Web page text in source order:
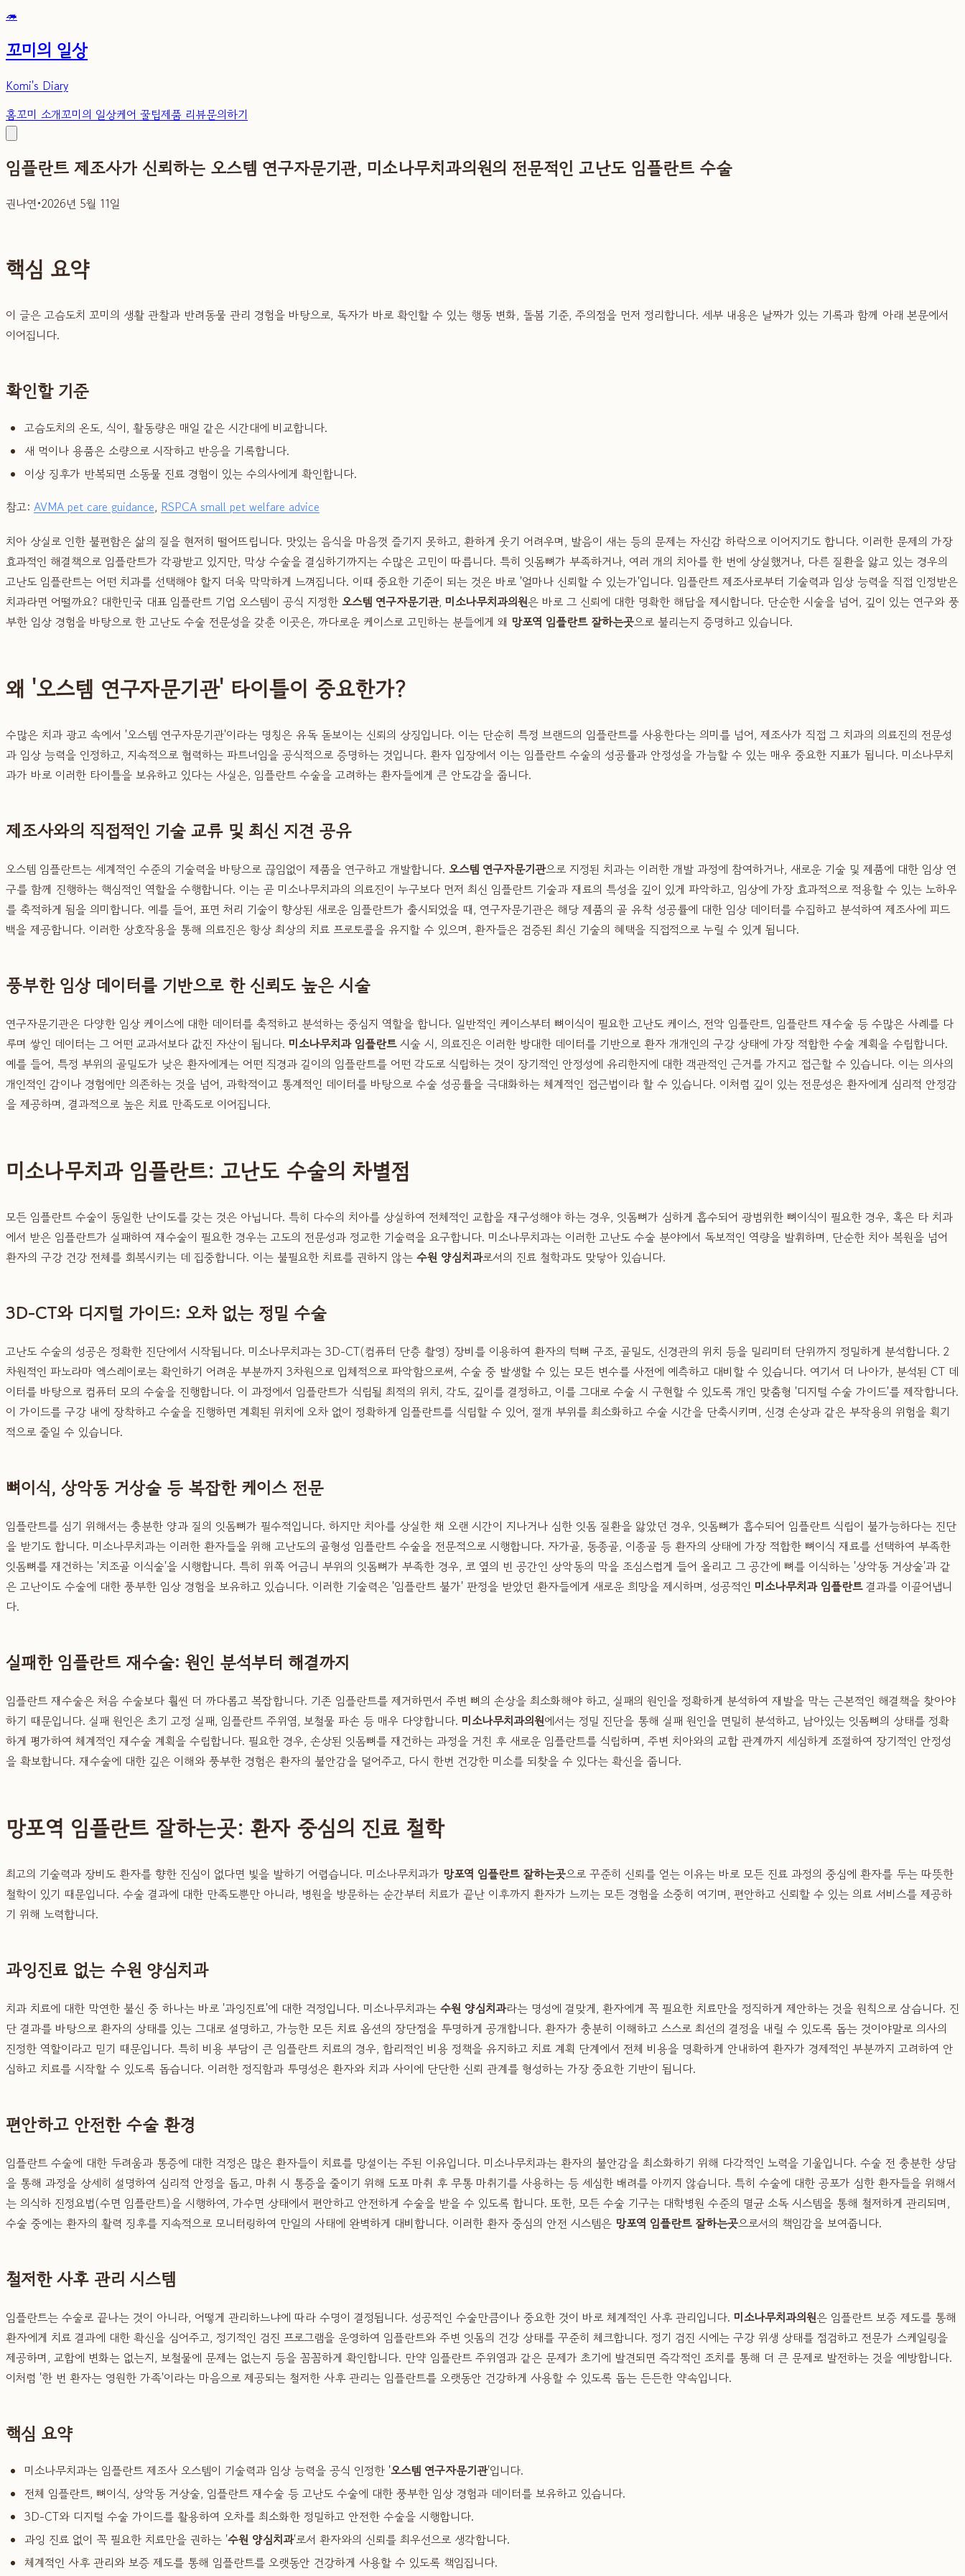
🦔
꼬미의 일상
Komi's Diary
홈꼬미 소개꼬미의 일상케어 꿀팁제품 리뷰문의하기
임플란트 제조사가 신뢰하는 오스템 연구자문기관, 미소나무치과의원의 전문적인 고난도 임플란트 수술
권나연•2026년 5월 11일
핵심 요약
이 글은 고슴도치 꼬미의 생활 관찰과 반려동물 관리 경험을 바탕으로, 독자가 바로 확인할 수 있는 행동 변화, 돌봄 기준, 주의점을 먼저 정리합니다. 세부 내용은 날짜가 있는 기록과 함께 아래 본문에서
이어집니다.
확인할 기준
고슴도치의 온도, 식이, 활동량은 매일 같은 시간대에 비교합니다.
새 먹이나 용품은 소량으로 시작하고 반응을 기록합니다.
이상 징후가 반복되면 소동물 진료 경험이 있는 수의사에게 확인합니다.
참고: AVMA pet care guidance, RSPCA small pet welfare advice
치아 상실로 인한 불편함은 삶의 질을 현저히 떨어뜨립니다. 맛있는 음식을 마음껏 즐기지 못하고, 환하게 웃기 어려우며, 발음이 새는 등의 문제는 자신감 하락으로 이어지기도 합니다. 이러한 문제의 가장
효과적인 해결책으로 임플란트가 각광받고 있지만, 막상 수술을 결심하기까지는 수많은 고민이 따릅니다. 특히 잇몸뼈가 부족하거나, 여러 개의 치아를 한 번에 상실했거나, 다른 질환을 앓고 있는 경우의
고난도 임플란트는 어떤 치과를 선택해야 할지 더욱 막막하게 느껴집니다. 이때 중요한 기준이 되는 것은 바로 '얼마나 신뢰할 수 있는가'입니다. 임플란트 제조사로부터 기술력과 임상 능력을 직접 인정받은
치과라면 어떨까요? 대한민국 대표 임플란트 기업 오스템이 공식 지정한 오스템 연구자문기관, 미소나무치과의원은 바로 그 신뢰에 대한 명확한 해답을 제시합니다. 단순한 시술을 넘어, 깊이 있는 연구와 풍
부한 임상 경험을 바탕으로 한 고난도 수술 전문성을 갖춘 이곳은, 까다로운 케이스로 고민하는 분들에게 왜 망포역 임플란트 잘하는곳으로 불리는지 증명하고 있습니다.
왜 '오스템 연구자문기관' 타이틀이 중요한가?
수많은 치과 광고 속에서 '오스템 연구자문기관'이라는 명칭은 유독 돋보이는 신뢰의 상징입니다. 이는 단순히 특정 브랜드의 임플란트를 사용한다는 의미를 넘어, 제조사가 직접 그 치과의 의료진의 전문성
과 임상 능력을 인정하고, 지속적으로 협력하는 파트너임을 공식적으로 증명하는 것입니다. 환자 입장에서 이는 임플란트 수술의 성공률과 안정성을 가늠할 수 있는 매우 중요한 지표가 됩니다. 미소나무치
과가 바로 이러한 타이틀을 보유하고 있다는 사실은, 임플란트 수술을 고려하는 환자들에게 큰 안도감을 줍니다.
제조사와의 직접적인 기술 교류 및 최신 지견 공유
오스템 임플란트는 세계적인 수준의 기술력을 바탕으로 끊임없이 제품을 연구하고 개발합니다. 오스템 연구자문기관으로 지정된 치과는 이러한 개발 과정에 참여하거나, 새로운 기술 및 제품에 대한 임상 연
구를 함께 진행하는 핵심적인 역할을 수행합니다. 이는 곧 미소나무치과의 의료진이 누구보다 먼저 최신 임플란트 기술과 재료의 특성을 깊이 있게 파악하고, 임상에 가장 효과적으로 적용할 수 있는 노하우
를 축적하게 됨을 의미합니다. 예를 들어, 표면 처리 기술이 향상된 새로운 임플란트가 출시되었을 때, 연구자문기관은 해당 제품의 골 유착 성공률에 대한 임상 데이터를 수집하고 분석하여 제조사에 피드
백을 제공합니다. 이러한 상호작용을 통해 의료진은 항상 최상의 치료 프로토콜을 유지할 수 있으며, 환자들은 검증된 최신 기술의 혜택을 직접적으로 누릴 수 있게 됩니다.
풍부한 임상 데이터를 기반으로 한 신뢰도 높은 시술
연구자문기관은 다양한 임상 케이스에 대한 데이터를 축적하고 분석하는 중심지 역할을 합니다. 일반적인 케이스부터 뼈이식이 필요한 고난도 케이스, 전악 임플란트, 임플란트 재수술 등 수많은 사례를 다
루며 쌓인 데이터는 그 어떤 교과서보다 값진 자산이 됩니다. 미소나무치과 임플란트시술 시, 의료진은 이러한 방대한 데이터를 기반으로 환자 개개인의 구강 상태에 가장 적합한 수술 계획을 수립합니다.
예를 들어, 특정 부위의 골밀도가 낮은 환자에게는 어떤 직경과 길이의 임플란트를 어떤 각도로 식립하는 것이 장기적인 안정성에 유리한지에 대한 객관적인 근거를 가지고 접근할 수 있습니다. 이는 의사의
개인적인 감이나 경험에만 의존하는 것을 넘어, 과학적이고 통계적인 데이터를 바탕으로 수술 성공률을 극대화하는 체계적인 접근법이라 할 수 있습니다. 이처럼 깊이 있는 전문성은 환자에게 심리적 안정감
을 제공하며, 결과적으로 높은 치료 만족도로 이어집니다.
미소나무치과 임플란트: 고난도 수술의 차별점
모든 임플란트 수술이 동일한 난이도를 갖는 것은 아닙니다. 특히 다수의 치아를 상실하여 전체적인 교합을 재구성해야 하는 경우, 잇몸뼈가 심하게 흡수되어 광범위한 뼈이식이 필요한 경우, 혹은 타 치과
에서 받은 임플란트가 실패하여 재수술이 필요한 경우는 고도의 전문성과 정교한 기술력을 요구합니다. 미소나무치과는 이러한 고난도 수술 분야에서 독보적인 역량을 발휘하며, 단순한 치아 복원을 넘어
환자의 구강 건강 전체를 회복시키는 데 집중합니다. 이는 불필요한 치료를 권하지 않는 수원 양심치과로서의 진료 철학과도 맞닿아 있습니다.
3D-CT와 디지털 가이드: 오차 없는 정밀 수술
고난도 수술의 성공은 정확한 진단에서 시작됩니다. 미소나무치과는 3D-CT(컴퓨터 단층 촬영) 장비를 이용하여 환자의 턱뼈 구조, 골밀도, 신경관의 위치 등을 밀리미터 단위까지 정밀하게 분석합니다. 2
차원적인 파노라마 엑스레이로는 확인하기 어려운 부분까지 3차원으로 입체적으로 파악함으로써, 수술 중 발생할 수 있는 모든 변수를 사전에 예측하고 대비할 수 있습니다. 여기서 더 나아가, 분석된 CT 데
이터를 바탕으로 컴퓨터 모의 수술을 진행합니다. 이 과정에서 임플란트가 식립될 최적의 위치, 각도, 깊이를 결정하고, 이를 그대로 수술 시 구현할 수 있도록 개인 맞춤형 '디지털 수술 가이드'를 제작합니다.
이 가이드를 구강 내에 장착하고 수술을 진행하면 계획된 위치에 오차 없이 정확하게 임플란트를 식립할 수 있어, 절개 부위를 최소화하고 수술 시간을 단축시키며, 신경 손상과 같은 부작용의 위험을 획기
적으로 줄일 수 있습니다.
뼈이식, 상악동 거상술 등 복잡한 케이스 전문
임플란트를 심기 위해서는 충분한 양과 질의 잇몸뼈가 필수적입니다. 하지만 치아를 상실한 채 오랜 시간이 지나거나 심한 잇몸 질환을 앓았던 경우, 잇몸뼈가 흡수되어 임플란트 식립이 불가능하다는 진단
을 받기도 합니다. 미소나무치과는 이러한 환자들을 위해 고난도의 골형성 임플란트 수술을 전문적으로 시행합니다. 자가골, 동종골, 이종골 등 환자의 상태에 가장 적합한 뼈이식 재료를 선택하여 부족한
잇몸뼈를 재건하는 '치조골 이식술'을 시행합니다. 특히 위쪽 어금니 부위의 잇몸뼈가 부족한 경우, 코 옆의 빈 공간인 상악동의 막을 조심스럽게 들어 올리고 그 공간에 뼈를 이식하는 '상악동 거상술'과 같
은 고난이도 수술에 대한 풍부한 임상 경험을 보유하고 있습니다. 이러한 기술력은 '임플란트 불가' 판정을 받았던 환자들에게 새로운 희망을 제시하며, 성공적인 미소나무치과 임플란트결과를 이끌어냅니
다.
실패한 임플란트 재수술: 원인 분석부터 해결까지
임플란트 재수술은 처음 수술보다 훨씬 더 까다롭고 복잡합니다. 기존 임플란트를 제거하면서 주변 뼈의 손상을 최소화해야 하고, 실패의 원인을 정확하게 분석하여 재발을 막는 근본적인 해결책을 찾아야
하기 때문입니다. 실패 원인은 초기 고정 실패, 임플란트 주위염, 보철물 파손 등 매우 다양합니다. 미소나무치과의원에서는 정밀 진단을 통해 실패 원인을 면밀히 분석하고, 남아있는 잇몸뼈의 상태를 정확
하게 평가하여 체계적인 재수술 계획을 수립합니다. 필요한 경우, 손상된 잇몸뼈를 재건하는 과정을 거친 후 새로운 임플란트를 식립하며, 주변 치아와의 교합 관계까지 세심하게 조절하여 장기적인 안정성
을 확보합니다. 재수술에 대한 깊은 이해와 풍부한 경험은 환자의 불안감을 덜어주고, 다시 한번 건강한 미소를 되찾을 수 있다는 확신을 줍니다.
망포역 임플란트 잘하는곳: 환자 중심의 진료 철학
최고의 기술력과 장비도 환자를 향한 진심이 없다면 빛을 발하기 어렵습니다. 미소나무치과가 망포역 임플란트 잘하는곳으로 꾸준히 신뢰를 얻는 이유는 바로 모든 진료 과정의 중심에 환자를 두는 따뜻한
철학이 있기 때문입니다. 수술 결과에 대한 만족도뿐만 아니라, 병원을 방문하는 순간부터 치료가 끝난 이후까지 환자가 느끼는 모든 경험을 소중히 여기며, 편안하고 신뢰할 수 있는 의료 서비스를 제공하
기 위해 노력합니다.
과잉진료 없는 수원 양심치과
치과 치료에 대한 막연한 불신 중 하나는 바로 '과잉진료'에 대한 걱정입니다. 미소나무치과는 수원 양심치과라는 명성에 걸맞게, 환자에게 꼭 필요한 치료만을 정직하게 제안하는 것을 원칙으로 삼습니다. 진
단 결과를 바탕으로 환자의 상태를 있는 그대로 설명하고, 가능한 모든 치료 옵션의 장단점을 투명하게 공개합니다. 환자가 충분히 이해하고 스스로 최선의 결정을 내릴 수 있도록 돕는 것이야말로 의사의
진정한 역할이라고 믿기 때문입니다. 특히 비용 부담이 큰 임플란트 치료의 경우, 합리적인 비용 정책을 유지하고 치료 계획 단계에서 전체 비용을 명확하게 안내하여 환자가 경제적인 부분까지 고려하여 안
심하고 치료를 시작할 수 있도록 돕습니다. 이러한 정직함과 투명성은 환자와 치과 사이에 단단한 신뢰 관계를 형성하는 가장 중요한 기반이 됩니다.
편안하고 안전한 수술 환경
임플란트 수술에 대한 두려움과 통증에 대한 걱정은 많은 환자들이 치료를 망설이는 주된 이유입니다. 미소나무치과는 환자의 불안감을 최소화하기 위해 다각적인 노력을 기울입니다. 수술 전 충분한 상담
을 통해 과정을 상세히 설명하여 심리적 안정을 돕고, 마취 시 통증을 줄이기 위해 도포 마취 후 무통 마취기를 사용하는 등 세심한 배려를 아끼지 않습니다. 특히 수술에 대한 공포가 심한 환자들을 위해서
는 의식하 진정요법(수면 임플란트)을 시행하여, 가수면 상태에서 편안하고 안전하게 수술을 받을 수 있도록 합니다. 또한, 모든 수술 기구는 대학병원 수준의 멸균 소독 시스템을 통해 철저하게 관리되며,
수술 중에는 환자의 활력 징후를 지속적으로 모니터링하여 만일의 사태에 완벽하게 대비합니다. 이러한 환자 중심의 안전 시스템은 망포역 임플란트 잘하는곳으로서의 책임감을 보여줍니다.
철저한 사후 관리 시스템
임플란트는 수술로 끝나는 것이 아니라, 어떻게 관리하느냐에 따라 수명이 결정됩니다. 성공적인 수술만큼이나 중요한 것이 바로 체계적인 사후 관리입니다. 미소나무치과의원은 임플란트 보증 제도를 통해
환자에게 치료 결과에 대한 확신을 심어주고, 정기적인 검진 프로그램을 운영하여 임플란트와 주변 잇몸의 건강 상태를 꾸준히 체크합니다. 정기 검진 시에는 구강 위생 상태를 점검하고 전문가 스케일링을
제공하며, 교합에 변화는 없는지, 보철물에 문제는 없는지 등을 꼼꼼하게 확인합니다. 만약 임플란트 주위염과 같은 문제가 초기에 발견되면 즉각적인 조치를 통해 더 큰 문제로 발전하는 것을 예방합니다.
이처럼 '한 번 환자는 영원한 가족'이라는 마음으로 제공되는 철저한 사후 관리는 임플란트를 오랫동안 건강하게 사용할 수 있도록 돕는 든든한 약속입니다.
핵심 요약
미소나무치과는 임플란트 제조사 오스템이 기술력과 임상 능력을 공식 인정한 '오스템 연구자문기관'입니다.
전체 임플란트, 뼈이식, 상악동 거상술, 임플란트 재수술 등 고난도 수술에 대한 풍부한 임상 경험과 데이터를 보유하고 있습니다.
3D-CT와 디지털 수술 가이드를 활용하여 오차를 최소화한 정밀하고 안전한 수술을 시행합니다.
과잉 진료 없이 꼭 필요한 치료만을 권하는 '수원 양심치과'로서 환자와의 신뢰를 최우선으로 생각합니다.
체계적인 사후 관리와 보증 제도를 통해 임플란트를 오랫동안 건강하게 사용할 수 있도록 책임집니다.